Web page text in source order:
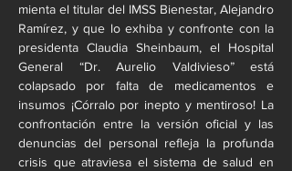
mienta el titular del IMSS Bienestar, Alejandro
Ramírez, y que lo exhiba y confronte con la
presidenta Claudia Sheinbaum, el Hospital
General “Dr. Aurelio Valdivieso” está
colapsado por falta de medicamentos e
insumos ¡Córralo por inepto y mentiroso! La
confrontación entre la versión oficial y las
denuncias del personal refleja la profunda
crisis que atraviesa el sistema de salud en